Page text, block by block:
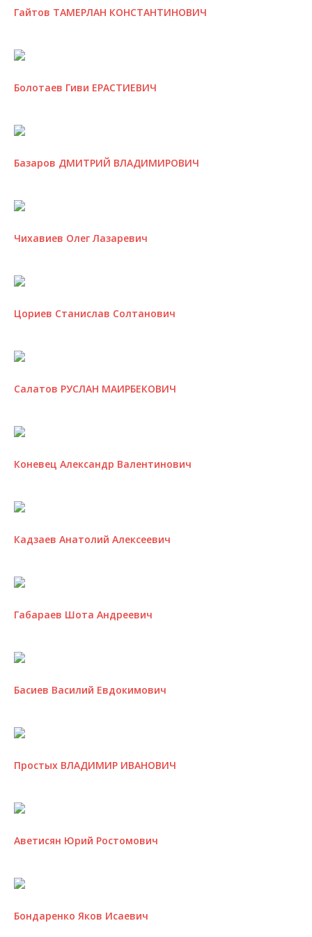
Гайтов ТАМЕРЛАН КОНСТАНТИНОВИЧ
Болотаев Гиви ЕРАСТИЕВИЧ
Базаров ДМИТРИЙ ВЛАДИМИРОВИЧ
Чихавиев Олег Лазаревич
Цориев Станислав Солтанович
Салатов РУСЛАН МАИРБЕКОВИЧ
Коневец Александр Валентинович
Кадзаев Анатолий Алексеевич
Габараев Шота Андреевич
Басиев Василий Евдокимович
Простых ВЛАДИМИР ИВАНОВИЧ
Аветисян Юрий Ростомович
Бондаренко Яков Исаевич